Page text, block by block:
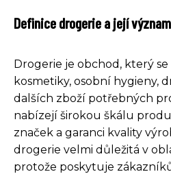
Definice drogerie a její
Drogerie je obchod, který
kosmetiky, osobní hygieny,
dalších zboží potřebných
nabízejí širokou škálu
značek a garanci kvality
drogerie velmi důležitá v
protože poskytuje